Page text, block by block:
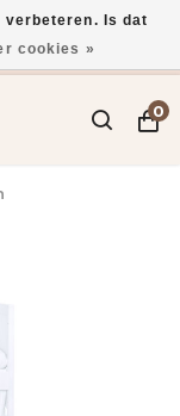
verzonden*
0
verbeteren. Is dat
cookies »